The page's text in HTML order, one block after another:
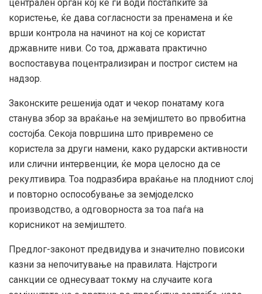
централен орган кој ќе ги води постапките за
користење, ќе дава согласности за пренамена и ќе
врши контрола на начинот на кој се користат
државните ниви. Со тоа, државата практично
воспоставува поцентрализиран и построг систем на
надзор.
Законските решенија одат и чекор понатаму кога
станува збор за враќање на земјиштето во првобитна
состојба. Секоја површина што привремено се
користела за други намени, како рударски активности
или слични интервенции, ќе мора целосно да се
рекултивира. Тоа подразбира враќање на плодниот слој
и повторно оспособување за земјоделско
производство, а одговорноста за тоа паѓа на
корисникот на земјиштето.
Предлог-законот предвидува и значително повисоки
казни за непочитување на правилата. Најстроги
санкции се однесуваат токму на случаите кога